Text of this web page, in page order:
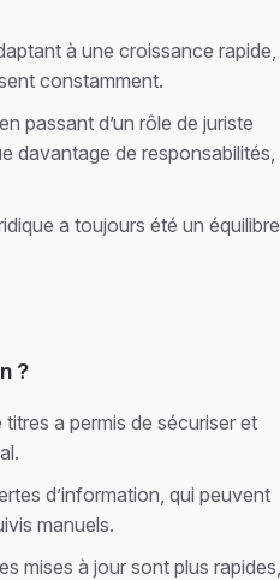
à une croissance rapide,
constamment.
passant d’un rôle de juriste
davantage de responsabilités,
a toujours été un équilibre
?
a permis de sécuriser et
d’information, qui peuvent
manuels.
mises à jour sont plus rapides,